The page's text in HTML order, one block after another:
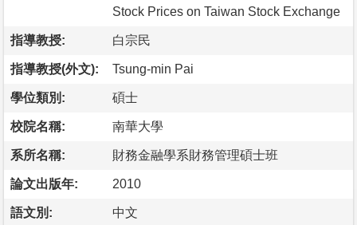
Stock Prices on Taiwan Stock Exchange
指導教授: 白宗民
指導教授(外文): Tsung-min Pai
學位類別: 碩士
校院名稱: 南華大學
系所名稱: 財務金融學系財務管理碩士班
論文出版年: 2010
語文別: 中文